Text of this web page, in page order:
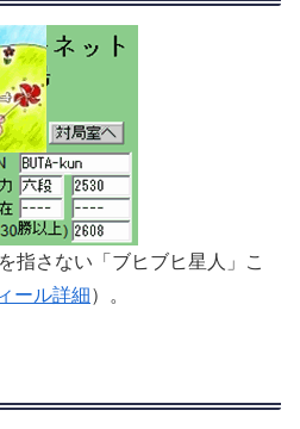
指さない「ブヒブヒ星人」こ
ール詳細）。